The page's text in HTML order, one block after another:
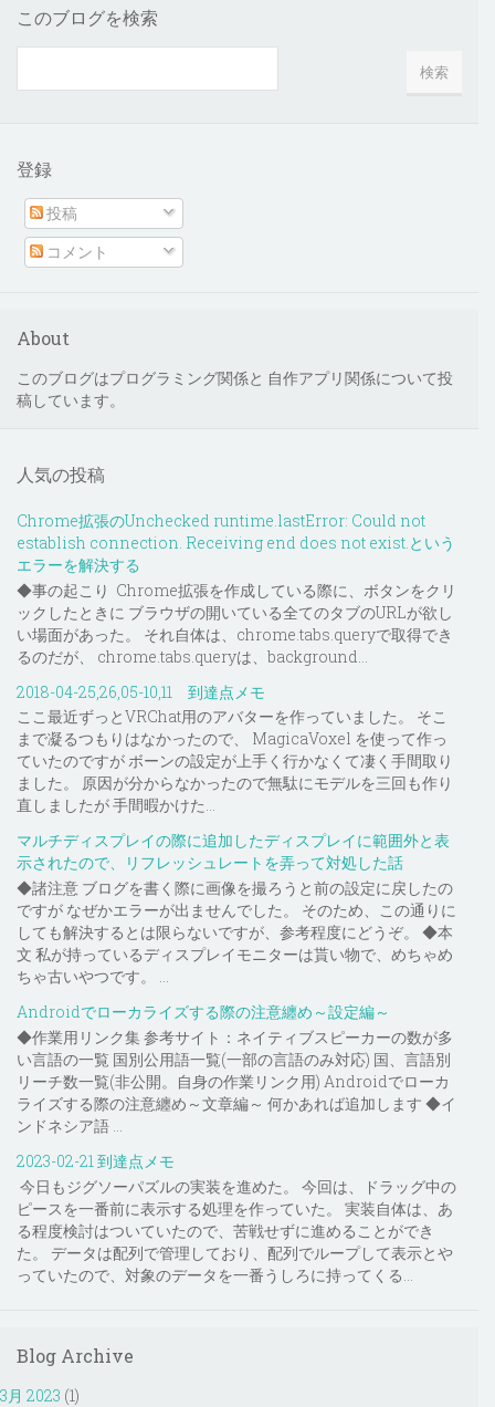
このブログを検索
登録
投稿
コメント
About
このブログはプログラミング関係と 自作アプリ関係について投
稿しています。
人気の投稿
Chrome拡張のUnchecked runtime.lastError: Could not
establish connection. Receiving end does not exist.という
エラーを解決する
◆事の起こり Chrome拡張を作成している際に、ボタンをクリ
ックしたときに ブラウザの開いている全てのタブのURLが欲し
い場面があった。 それ自体は、chrome.tabs.queryで取得でき
るのだが、 chrome.tabs.queryは、background...
2018-04-25,26,05-10,11 到達点メモ
ここ最近ずっとVRChat用のアバターを作っていました。 そこ
まで凝るつもりはなかったので、 MagicaVoxel を使って作っ
ていたのですが ボーンの設定が上手く行かなくて凄く手間取り
ました。 原因が分からなかったので無駄にモデルを三回も作り
直しましたが 手間暇かけた...
マルチディスプレイの際に追加したディスプレイに範囲外と表
示されたので、リフレッシュレートを弄って対処した話
◆諸注意 ブログを書く際に画像を撮ろうと前の設定に戻したの
ですが なぜかエラーが出ませんでした。 そのため、この通りに
しても解決するとは限らないですが、参考程度にどうぞ。 ◆本
文 私が持っているディスプレイモニターは貰い物で、めちゃめ
ちゃ古いやつです。 ...
Androidでローカライズする際の注意纏め～設定編～
◆作業用リンク集 参考サイト：ネイティブスピーカーの数が多
い言語の一覧 国別公用語一覧(一部の言語のみ対応) 国、言語別
リーチ数一覧(非公開。自身の作業リンク用) Androidでローカ
ライズする際の注意纏め～文章編～ 何かあれば追加します ◆イ
ンドネシア語 ...
2023-02-21 到達点メモ
今日もジグソーパズルの実装を進めた。 今回は、ドラッグ中の
ピースを一番前に表示する処理を作っていた。 実装自体は、あ
る程度検討はついていたので、苦戦せずに進めることができ
た。 データは配列で管理しており、配列でループして表示とや
っていたので、対象のデータを一番うしろに持ってくる...
Blog Archive
3月 2023 (1)